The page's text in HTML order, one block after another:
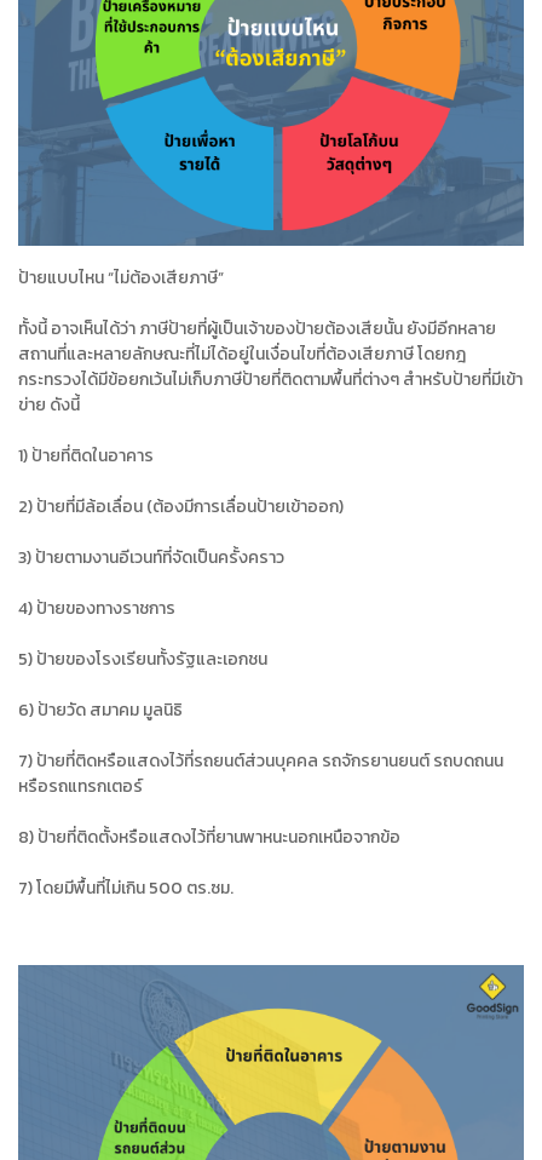
ป้ายแบบไหน “ไม่ต้องเสียภาษี”
ทั้งนี้ อาจเห็นได้ว่า ภาษีป้ายที่ผู้เป็นเจ้าของป้ายต้องเสียนั้น ยังมีอีกหลาย
สถานที่และหลายลักษณะที่ไม่ได้อยู่ในเงื่อนไขที่ต้องเสียภาษี โดยกฎ
กระทรวงได้มีข้อยกเว้นไม่เก็บภาษีป้ายที่ติดตามพื้นที่ต่างๆ สำหรับป้ายที่มีเข้า
ข่าย ดังนี้
1) ป้ายที่ติดในอาคาร
2) ป้ายที่มีล้อเลื่อน (ต้องมีการเลื่อนป้ายเข้าออก)
3) ป้ายตามงานอีเวนท์ที่จัดเป็นครั้งคราว
4) ป้ายของทางราชการ
5) ป้ายของโรงเรียนทั้งรัฐและเอกชน
6) ป้ายวัด สมาคม มูลนิธิ
7) ป้ายที่ติดหรือแสดงไว้ที่รถยนต์ส่วนบุคคล รถจักรยานยนต์ รถบดถนน
หรือรถแทรกเตอร์
8) ป้ายที่ติดตั้งหรือแสดงไว้ที่ยานพาหนะนอกเหนือจากข้อ
7) โดยมีพื้นที่ไม่เกิน 500 ตร.ซม.